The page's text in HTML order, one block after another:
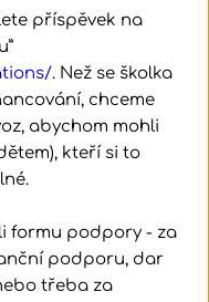
příspěvek na
. Než se školka
chceme
abychom mohli
kteří si to
formu podpory - za
podporu, dar
třeba za